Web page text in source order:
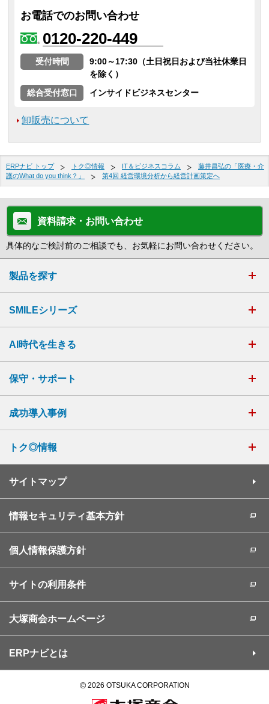
お電話でのお問い合わせ
0120-220-449
受付時間
9:00～17:30（土日祝日および当社休業日
を除く）
総合受付窓口
インサイドビジネスセンター
卸販売について
ERPナビ トップ トク◎情報 IT＆ビジネスコラム
藤井昌弘の「医療・介
護のWhat do you think？」
第4回 経営環境分析から経営計画策定へ
資料請求・お問い合わせ
具体的なご検討前のご相談でも、お気軽にお問い合わせください。
製品を探す
SMILEシリーズ
AI時代を生きる
保守・サポート
成功導入事例
トク◎情報
サイトマップ
情報セキュリティ基本方針
個人情報保護方針
サイトの利用条件
大塚商会ホームページ
ERPナビとは
©2026 OTSUKA CORPORATION